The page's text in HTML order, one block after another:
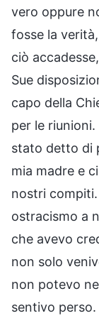
vero oppure
fosse la
ciò
Sue
capo della
per le
stato detto di
mia madre e
nostri
ostracismo a
che avevo
non solo
non potevo
sentivo